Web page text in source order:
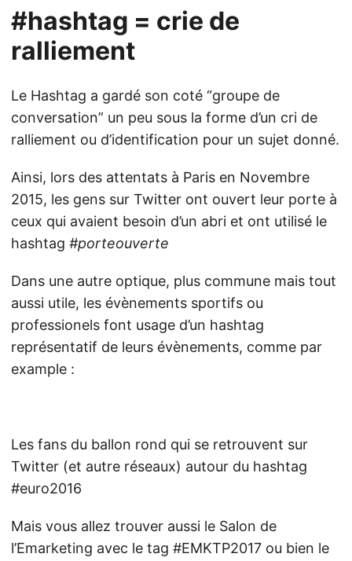
#hashtag = crie de
ralliement
Le Hashtag a gardé son coté “groupe de
conversation” un peu sous la forme d’un cri de
ralliement ou d’identification pour un sujet donné.
Ainsi, lors des attentats à Paris en Novembre
2015, les gens sur Twitter ont ouvert leur porte à
ceux qui avaient besoin d’un abri et ont utilisé le
hashtag #porteouverte
Dans une autre optique, plus commune mais tout
aussi utile, les évènements sportifs ou
professionels font usage d’un hashtag
représentatif de leurs évènements, comme par
example :
Les fans du ballon rond qui se retrouvent sur
Twitter (et autre réseaux) autour du hashtag
#euro2016
Mais vous allez trouver aussi le Salon de
l’Emarketing avec le tag #EMKTP2017 ou bien le